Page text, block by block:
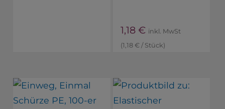
1,18 € inkl. MwSt
(1,18 €/ Stück)